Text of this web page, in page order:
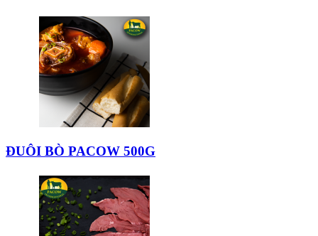
ĐUÔI BÒ PACOW 500G